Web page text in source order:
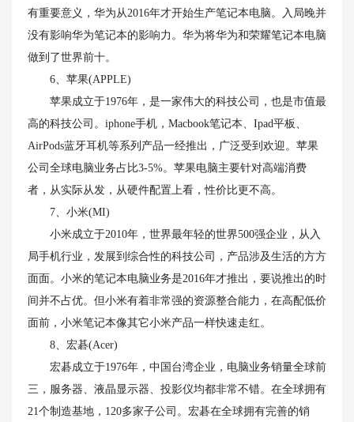
有重要意义，华为从2016年才开始生产笔记本电脑。入局晚并
没有影响华为笔记本的影响力。华为将华为和荣耀笔记本电脑
做到了世界前十。
6、苹果(APPLE)
苹果成立于1976年，是一家伟大的科技公司，也是市值最
高的科技公司。iphone手机，Macbook笔记本、Ipad平板、
AirPods蓝牙耳机等系列产品一经推出，广泛受到欢迎。苹果
公司全球电脑业务占比3-5%。苹果电脑主要针对高端消费
者，从实际从发，从硬件配置上看，性价比更不高。
7、小米(MI)
小米成立于2010年，世界最年轻的世界500强企业，从入
局手机行业，发展到综合性的科技公司，产品涉及生活的方方
面面。小米的笔记本电脑业务是2016年才推出，要说推出的时
间并不占优。但小米有着非常强的资源整合能力，在高配低价
面前，小米笔记本像其它小米产品一样快速走红。
8、宏碁(Acer)
宏碁成立于1976年，中国台湾企业，电脑业务销量全球前
三，服务器、液晶显示器、投影仪均都非常不错。在全球拥有
21个制造基地，120多家子公司。宏碁在全球拥有完善的销